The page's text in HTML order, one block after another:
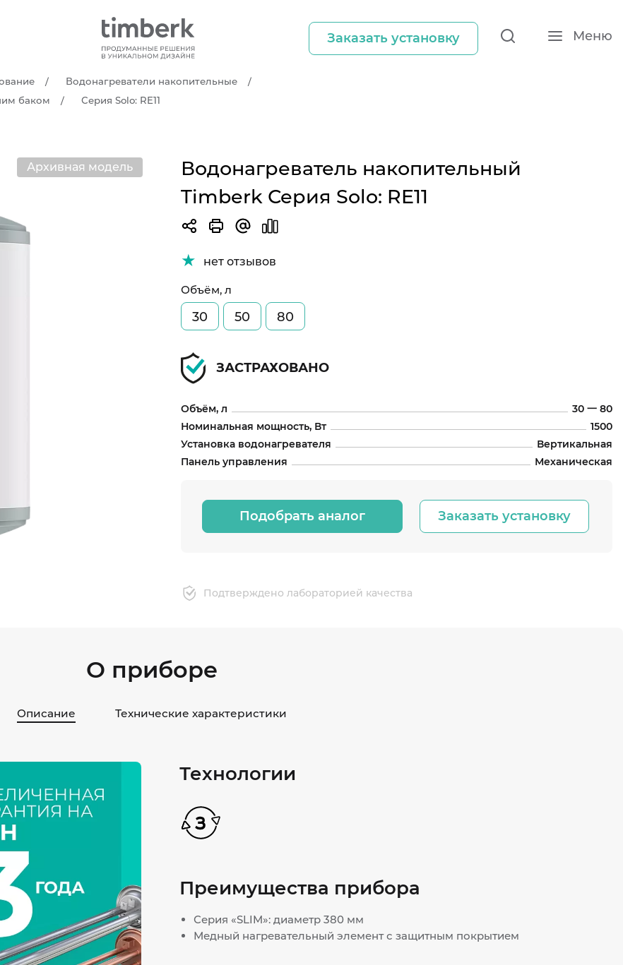
Заказать установку Меню
Водонагреватели накопительные
баком
Серия Solo: RE11
Архивная модель
Водонагреватель накопительный
Timberk Серия Solo: RE11
нет отзывов
Объём, л
30 50 80
ЗАСТРАХОВАНО
Объём, л
30 一 80
Номинальная мощность, Вт
1500
Установка водонагревателя
Вертикальная
Панель управления
Механическая
Подобрать аналог Заказать установку
Подтверждено лабораторией качества
О приборе
Описание Технические характеристики
Технологии
Преимущества прибора
Серия «SLIM»: диаметр 380 мм
Медный нагревательный элемент с защитным покрытием